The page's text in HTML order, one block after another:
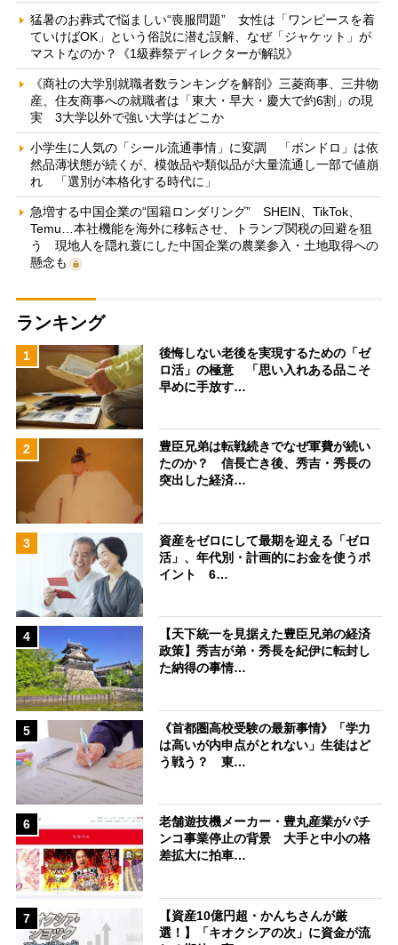
猛暑のお葬式で悩ましい“喪服問題” 女性は「ワンピースを着
ていけばOK」という俗説に潜む誤解、なぜ「ジャケット」が
マストなのか？《1級葬祭ディレクターが解説》
《商社の大学別就職者数ランキングを解剖》三菱商事、三井物
産、住友商事への就職者は「東大・早大・慶大で約6割」の現
実 3大学以外で強い大学はどこか
小学生に人気の「シール流通事情」に変調 「ボンドロ」は依
然品薄状態が続くが、模倣品や類似品が大量流通し一部で値崩
れ 「選別が本格化する時代に」
急増する中国企業の“国籍ロンダリング” SHEIN、TikTok、
Temu…本社機能を海外に移転させ、トランプ関税の回避を狙
う 現地人を隠れ蓑にした中国企業の農業参入・土地取得への
懸念も
ランキング
1
後悔しない老後を実現するための「ゼ
ロ活」の極意 「思い入れある品こそ
早めに手放す…
2
豊臣兄弟は転戦続きでなぜ軍費が続い
たのか？ 信長亡き後、秀吉・秀長の
突出した経済…
3
資産をゼロにして最期を迎える「ゼロ
活」、年代別・計画的にお金を使うポ
イント 6…
4
【天下統一を見据えた豊臣兄弟の経済
政策】秀吉が弟・秀長を紀伊に転封し
た納得の事情…
5
《首都圏高校受験の最新事情》「学力
は高いが内申点がとれない」生徒はど
う戦う？ 東…
6
老舗遊技機メーカー・豊丸産業がパチ
ンコ事業停止の背景 大手と中小の格
差拡大に拍車…
7
【資産10億円超・かんちさんが厳
選！】「キオクシアの次」に資金が流